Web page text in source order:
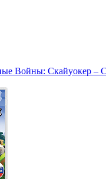
Войны: Скайуокер –